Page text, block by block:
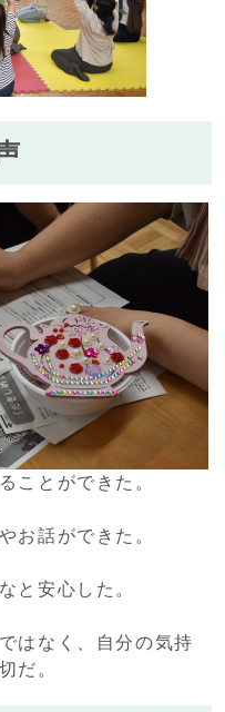
ことができた。
お話ができた。
と安心した。
はなく、自分の気持
だ。